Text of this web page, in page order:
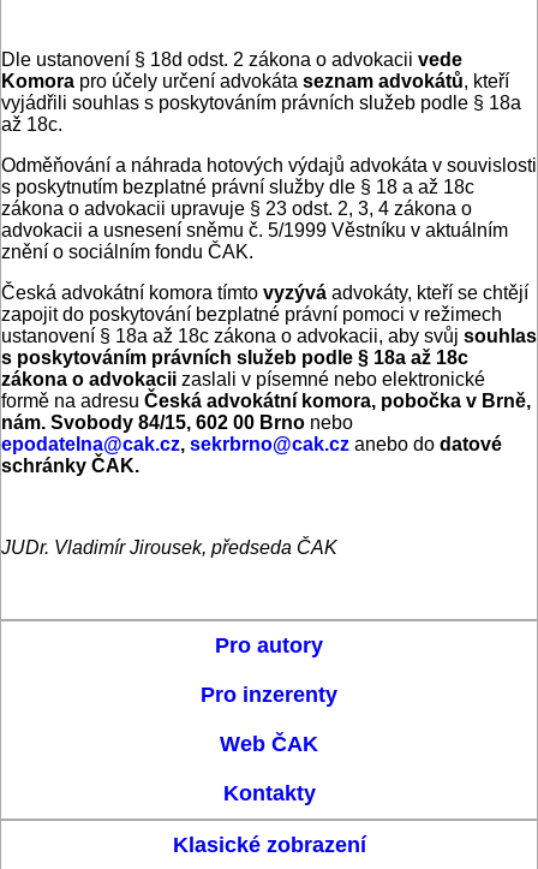
Dle ustanovení § 18d odst. 2 zákona o advokacii vede
Komora pro účely určení advokáta seznam advokátů, kteří
vyjádřili souhlas s poskytováním právních služeb podle § 18a
až 18c.
Odměňování a náhrada hotových výdajů advokáta v souvislosti
s poskytnutím bezplatné právní služby dle § 18 a až 18c
zákona o advokacii upravuje § 23 odst. 2, 3, 4 zákona o
advokacii a usnesení sněmu č. 5/1999 Věstníku v aktuálním
znění o sociálním fondu ČAK.
Česká advokátní komora tímto vyzývá advokáty, kteří se chtějí
zapojit do poskytování bezplatné právní pomoci v režimech
ustanovení § 18a až 18c zákona o advokacii, aby svůj souhlas
s poskytováním právních služeb podle § 18a až 18c
zákona o advokacii zaslali v písemné nebo elektronické
formě na adresu Česká advokátní komora, pobočka v Brně,
nám. Svobody 84/15, 602 00 Brno nebo
epodatelna@cak.cz, sekrbrno@cak.cz anebo do datové
schránky ČAK.
JUDr. Vladimír Jirousek, předseda ČAK
Pro autory
Pro inzerenty
Web ČAK
Kontakty
Klasické zobrazení